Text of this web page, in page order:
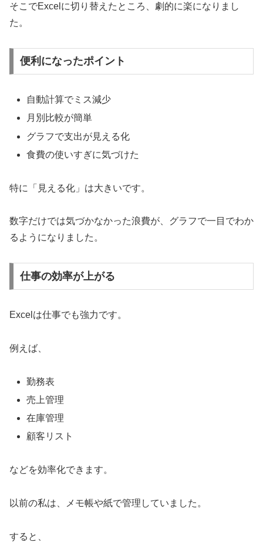
そこでExcelに切り替えたところ、劇的に楽になりまし
た。
便利になったポイント
自動計算でミス減少
月別比較が簡単
グラフで支出が見える化
食費の使いすぎに気づけた
特に「見える化」は大きいです。
数字だけでは気づかなかった浪費が、グラフで一目でわか
るようになりました。
仕事の効率が上がる
Excelは仕事でも強力です。
例えば、
勤務表
売上管理
在庫管理
顧客リスト
などを効率化できます。
以前の私は、メモ帳や紙で管理していました。
すると、